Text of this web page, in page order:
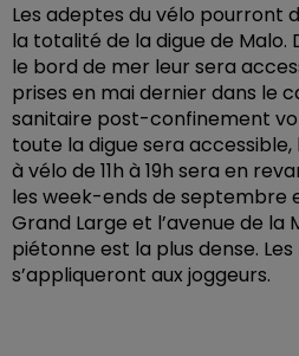
Les adeptes du vélo pourront
la totalité de la digue de Malo.
le bord de mer leur sera
prises en mai dernier dans le
sanitaire post-confinement
toute la digue sera
à vélo de 11h à 19h sera en
les week-ends de septembre
Grand Large et l’avenue de la
piétonne est la plus dense.
s’appliqueront aux joggeurs.